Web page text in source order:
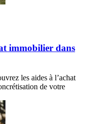
immobilier dans
les aides à l’achat
de votre